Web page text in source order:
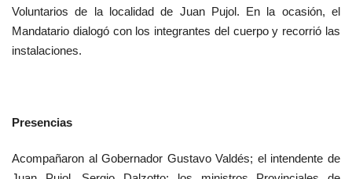
Voluntarios de la localidad de Juan Pujol. En la ocasión, el
Mandatario dialogó con los integrantes del cuerpo y recorrió las
instalaciones.
Presencias
Acompañaron al Gobernador Gustavo Valdés; el intendente de